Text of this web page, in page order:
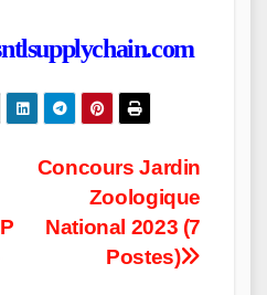
Concours Jardin
Zoologique
National 2023 (7
Postes)